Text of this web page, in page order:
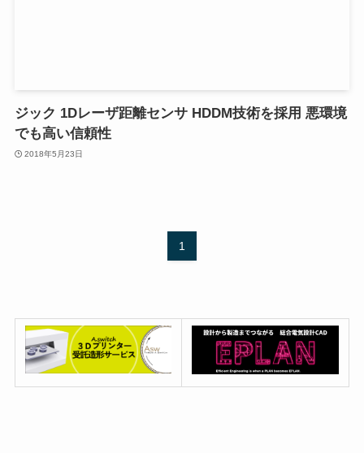
ジック 1Dレーザ距離センサ HDDM技術を採用 悪環境
でも高い信頼性
2018年5月23日
1